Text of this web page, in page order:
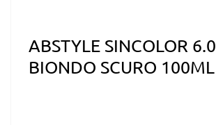
ABSTYLE SINCOLOR 6.0
BIONDO SCURO 100ML